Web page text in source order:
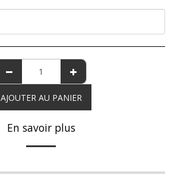
AJOUTER AU PANIER
En savoir plus